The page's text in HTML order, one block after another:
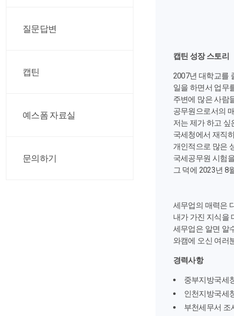
질문답변
캡틴
예스폼 자료실
문의하기
캡틴 성장 스토리
2007년 대학교를
일을 하면서 업무
주변에 많은 사람
공무원으로서의
저는 제가 하고
국세청에서 재직
개인적으로 많은
국세공무원 시험
그 덕에 2023년 8
세무업의 매력은
내가 가진 지식을
세무업은 알면 알
와캠에 오신 여러
경력사항
중부지방국세
인천지방국세
부천세무서 조